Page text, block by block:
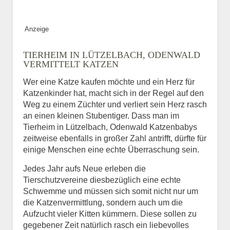
Keine Datei ausgewählt
Vermisst seit
Ort des Verschwindens
Anzeige
TIERHEIM IN LÜTZELBACH, ODENWALD
VERMITTELT KATZEN
Wer eine Katze kaufen möchte und ein Herz für
Katzenkinder hat, macht sich in der Regel auf den
Weg zu einem Züchter und verliert sein Herz rasch
an einen kleinen Stubentiger. Dass man im
Tierheim in Lützelbach, Odenwald Katzenbabys
zeitweise ebenfalls in großer Zahl antrifft, dürfte für
einige Menschen eine echte Überraschung sein.
Jedes Jahr aufs Neue erleben die
Tierschutzvereine diesbezüglich eine echte
Schwemme und müssen sich somit nicht nur um
die Katzenvermittlung, sondern auch um die
Aufzucht vieler Kitten kümmern. Diese sollen zu
gegebener Zeit natürlich rasch ein liebevolles